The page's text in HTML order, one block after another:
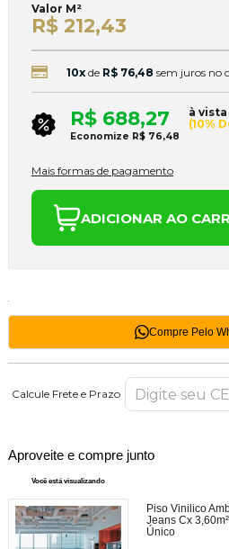
Valor M²
R$ 212,43
10xde R$ 76,48 sem juros no
R$ 688,27
à
(10%
Economize R$ 76,48
Mais formas de pagamento
ADICIONAR AO
Compre Pelo
Calcule Frete e Prazo
Aproveite e compre junto
Você está visualizando
Piso Vinilico
Jeans Cx
Único